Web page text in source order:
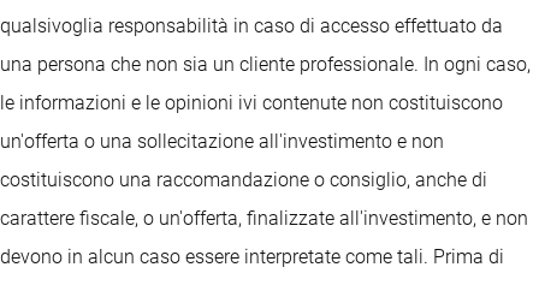
qualsivoglia responsabilità in caso di accesso effettuato da
una persona che non sia un cliente professionale. In ogni caso,
le informazioni e le opinioni ivi contenute non costituiscono
un'offerta o una sollecitazione all'investimento e non
costituiscono una raccomandazione o consiglio, anche di
carattere fiscale, o un'offerta, finalizzate all'investimento, e non
devono in alcun caso essere interpretate come tali. Prima di